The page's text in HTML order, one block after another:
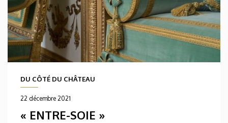
DU CÔTÉ DU CHÂTEAU
22 décembre 2021
« ENTRE-SOIE »